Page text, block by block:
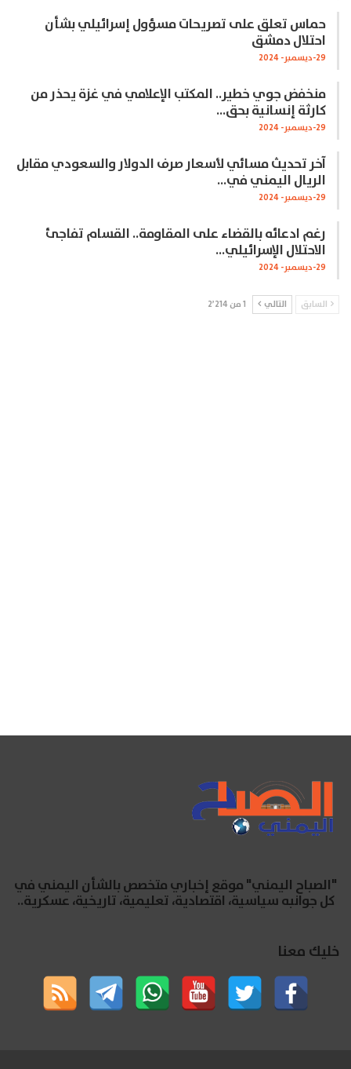
حماس تعلق على تصريحات مسؤول إسرائيلي بشأن
احتلال دمشق
29-ديسمبر- 2024
منخفض جوي خطير.. المكتب الإعلامي في غزة يحذر من
كارثة إنسانية بحق…
29-ديسمبر- 2024
آخر تحديث مسائي لأسعار صرف الدولار والسعودي مقابل
الريال اليمني في…
29-ديسمبر- 2024
رغم ادعائه بالقضاء على المقاومة.. القسام تفاجئ
الاحتلال الإسرائيلي…
29-ديسمبر- 2024
السابق التالي 1 من 2٬214
"الصباح اليمني" موقع إخباري متخصص بالشأن اليمني في
كل جوانبه سياسية، اقتصادية، تعليمية، تاريخية، عسكرية..
خليك معنا